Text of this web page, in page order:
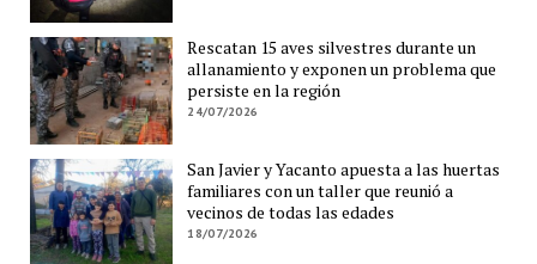
Rescatan 15 aves silvestres durante un
allanamiento y exponen un problema que
persiste en la región
24/07/2026
San Javier y Yacanto apuesta a las huertas
familiares con un taller que reunió a
vecinos de todas las edades
18/07/2026